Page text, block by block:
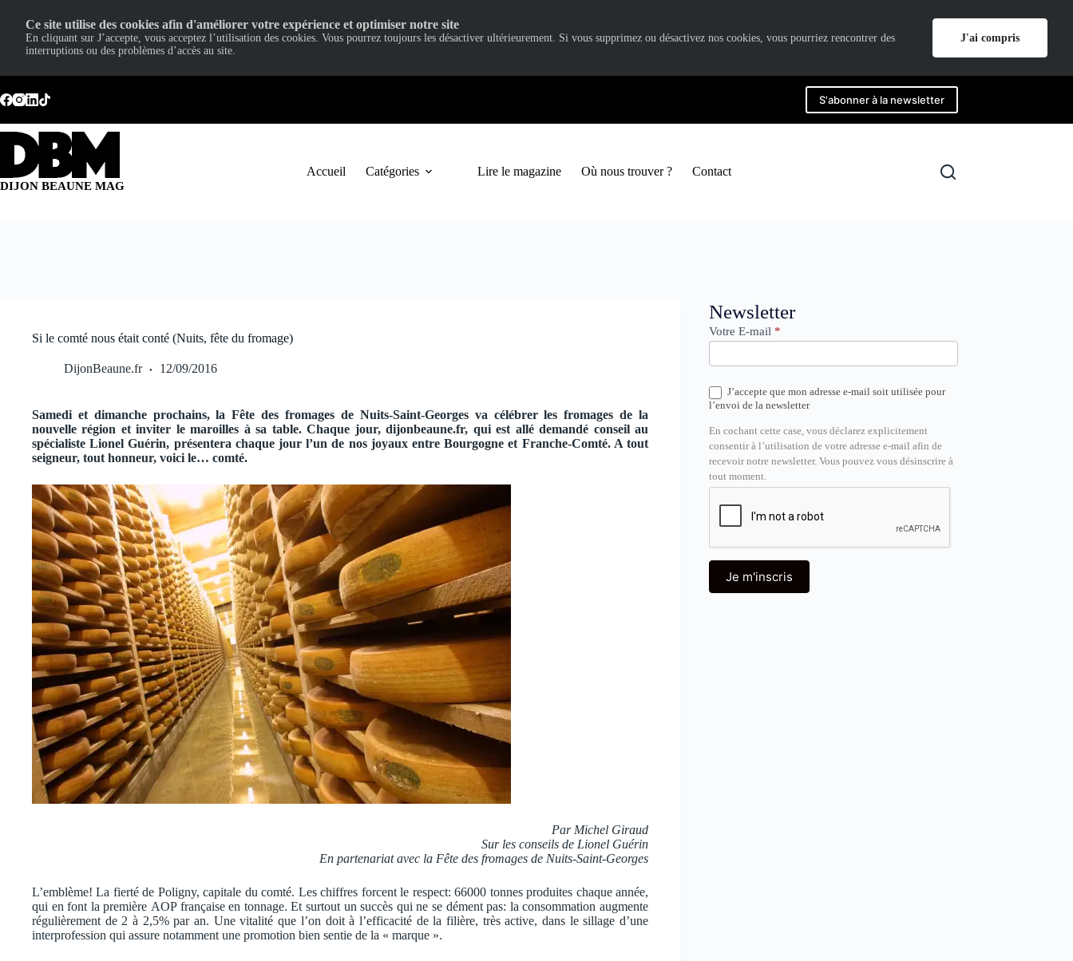
au
contenu
S'abonner à la newsletter
DIJON BEAUNE MAG
Accueil Catégories Lire le magazine Où nous trouver ? Contact
Si le comté nous était conté (Nuits, fête du fromage)
DijonBeaune.fr 12/09/2016
Samedi et dimanche prochains, la Fête des fromages de Nuits-Saint-Georges va célébrer les fromages de la
nouvelle région et inviter le maroilles à sa table. Chaque jour, dijonbeaune.fr, qui est allé demandé conseil au
spécialiste Lionel Guérin, présentera chaque jour l’un de nos joyaux entre Bourgogne et Franche-Comté. A tout
seigneur, tout honneur, voici le… comté.
Par Michel Giraud
Sur les conseils de Lionel Guérin
En partenariat avec la Fête des fromages de Nuits-Saint-Georges
L’emblème! La fierté de Poligny, capitale du comté. Les chiffres forcent le respect: 66000 tonnes produites chaque année,
qui en font la première AOP française en tonnage. Et surtout un succès qui ne se dément pas: la consommation augmente
régulièrement de 2 à 2,5% par an. Une vitalité que l’on doit à l’efficacité de la filière, très active, dans le sillage d’une
interprofession qui assure notamment une promotion bien sentie de la « marque ».
Newsletter
Newsletter
Votre E-mail *
J’accepte que mon adresse e-mail soit utilisée pour
l’envoi de la newsletter
En cochant cette case, vous déclarez explicitement
consentir à l’utilisation de votre adresse e-mail afin de
recevoir notre newsletter. Vous pouvez vous désinscrire à
tout moment.
Je m'inscris
Ce site utilise des cookies afin d'améliorer votre expérience et optimiser notre site
En cliquant sur J’accepte, vous acceptez l’utilisation des cookies. Vous pourrez toujours les désactiver ultérieurement. Si vous supprimez ou désactivez nos cookies, vous pourriez rencontrer des
interruptions ou des problèmes d’accès au site.
J'ai compris